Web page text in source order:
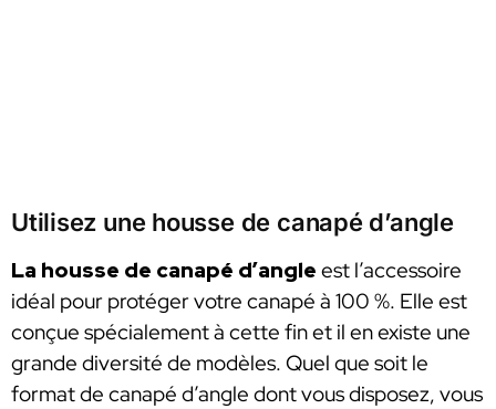
Utilisez une housse de canapé d’angle
La housse de canapé d’angle est l’accessoire
idéal pour protéger votre canapé à 100 %. Elle est
conçue spécialement à cette fin et il en existe une
grande diversité de modèles. Quel que soit le
format de canapé d’angle dont vous disposez, vous